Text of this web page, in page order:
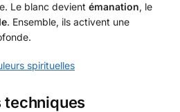
Le blanc devient émanation, le
. Ensemble, ils activent une
spirituelles
techniques